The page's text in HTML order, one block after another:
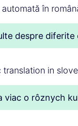
în
despre diferite
in
viac o rôznych